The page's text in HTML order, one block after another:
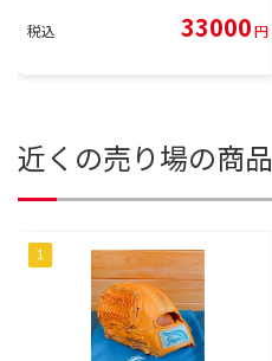
税込 33000円
近くの売り場の商品